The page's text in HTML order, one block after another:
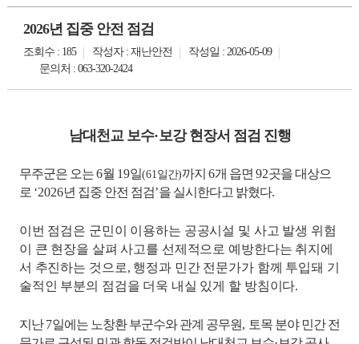
2026년 집중 안전 점검
조회수 : 185 작성자 : 재난안전
작성일 : 2026-05-09
문의처 : 063-320-2424
남대천교 보수·보강 현장서 점검 진행
무주군은 오는6월 19일(61일간)까지 6개 읍면 92곳을 대상으
로 ‘2026년 집중 안전 점검’을 실시한다고 밝혔다.
이번 점검은 군민이 이용하는 공공시설 및 사고 발생 위험
이 큰 현장을 살펴 사고를 선제적으로 예방한다는 취지에
서 추진하는 것으로, 행정과 민간 전문가가 함께 투입돼 기
술적인 부분의 점검을 더욱 내실 있게 할 방침이다.
지난7일에는 노창환 부군수와 관계 공무원, 토목 분야 민간 전